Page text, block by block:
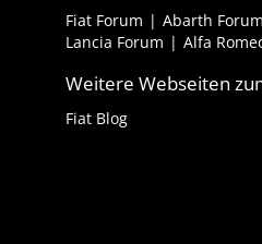
Fiat Forum Abarth Forum
Lancia Forum
Alfa
Weitere Webseiten
Fiat Blog